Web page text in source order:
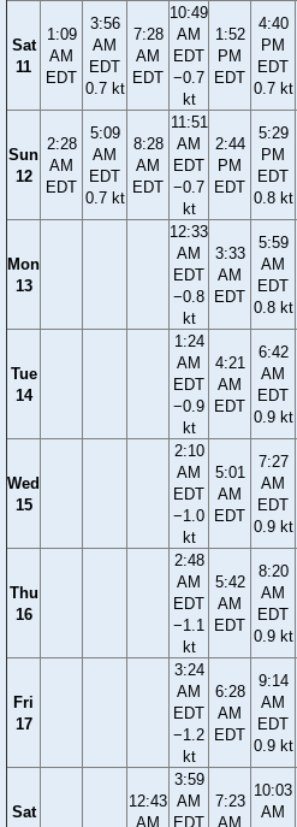
Sat
11
1:09
AM
EDT
3:56
AM
EDT
0.7 kt
7:28
AM
EDT
10:49
AM
EDT
−0.7
kt
1:52
PM
EDT
4:40
PM
EDT
0.7 kt
Sun
12
2:28
AM
EDT
5:09
AM
EDT
0.7 kt
8:28
AM
EDT
11:51
AM
EDT
−0.7
kt
2:44
PM
EDT
5:29
PM
EDT
0.8 kt
Mon
13
12:33
AM
EDT
−0.8
kt
3:33
AM
EDT
5:59
AM
EDT
0.8 kt
Tue
14
1:24
AM
EDT
−0.9
kt
4:21
AM
EDT
6:42
AM
EDT
0.9 kt
Wed
15
2:10
AM
EDT
−1.0
kt
5:01
AM
EDT
7:27
AM
EDT
0.9 kt
Thu
16
2:48
AM
EDT
−1.1
kt
5:42
AM
EDT
8:20
AM
EDT
0.9 kt
Fri
17
3:24
AM
EDT
−1.2
kt
6:28
AM
EDT
9:14
AM
EDT
0.9 kt
Sat
12:43
AM
3:59
AM
EDT
7:23
AM
10:03
AM